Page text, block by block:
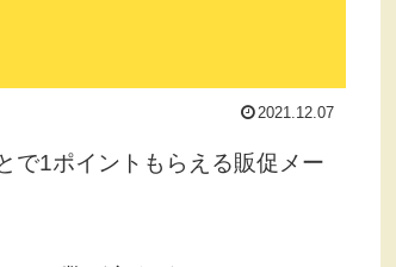
2021.12.07
で1ポイントもらえる販促メー